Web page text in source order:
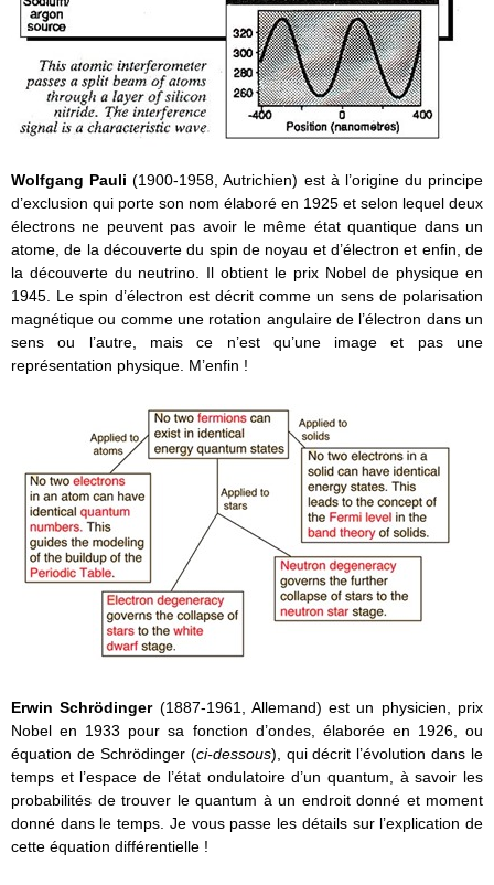
Wolfgang Pauli(1900-1958, Autrichien) est à l’origine du principe
d’exclusion qui porte son nom élaboré en 1925 et selon lequel deux
électrons ne peuvent pas avoir le même état quantique dans un
atome, de la découverte du spin de noyau et d’électron et enfin, de
la découverte du neutrino. Il obtient le prix Nobel de physique en
1945. Le spin d’électron est décrit comme un sens de polarisation
magnétique ou comme une rotation angulaire de l’électron dans un
sens ou l’autre, mais ce n’est qu’une image et pas une
représentation physique. M’enfin !
Erwin Schrödinger (1887-1961, Allemand) est un physicien, prix
Nobel en 1933 pour sa fonction d’ondes, élaborée en 1926, ou
équation de Schrödinger (ci-dessous), qui décrit l’évolution dans le
temps et l’espace de l’état ondulatoire d’un quantum, à savoir les
probabilités de trouver le quantum à un endroit donné et moment
donné dans le temps. Je vous passe les détails sur l’explication de
cette équation différentielle !